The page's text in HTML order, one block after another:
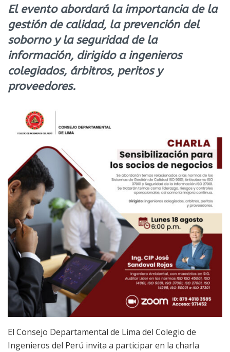
El evento abordará la importancia de la
gestión de calidad, la prevención del
soborno y la seguridad de la
información, dirigido a ingenieros
colegiados, árbitros, peritos y
proveedores.
El Consejo Departamental de Lima del Colegio de
Ingenieros del Perú invita a participar en la charla